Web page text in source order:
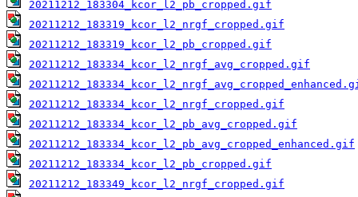
20211212_183304_kcor_l2_pb_cropped.gif
20211212_183319_kcor_l2_nrgf_cropped.gif
20211212_183319_kcor_l2_pb_cropped.gif
20211212_183334_kcor_l2_nrgf_avg_cropped.gif
20211212_183334_kcor_l2_nrgf_cropped.gif
20211212_183334_kcor_l2_pb_avg_cropped.gif
20211212_183334_kcor_l2_pb_avg_cropped_enhanced.gif
20211212_183334_kcor_l2_pb_cropped.gif
20211212_183349_kcor_l2_nrgf_cropped.gif